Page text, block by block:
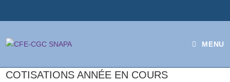
MENU
COTISATIONS ANNÉE EN COURS